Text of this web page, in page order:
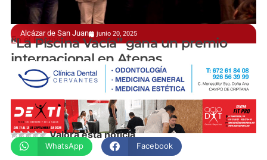
Alcázar de San Juan junio 20, 2025
En el Festival FeCHA
“La Piscina Vacía” gana un premio
internacional en Atenas
manchainformacion.com
Valora esta noticia
WhatsApp Facebook